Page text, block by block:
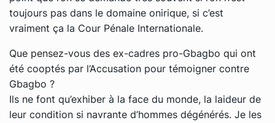
toujours pas dans le domaine onirique, si c’est
vraiment ça la Cour Pénale Internationale.
Que pensez-vous des ex-cadres pro-Gbagbo qui ont
été cooptés par l’Accusation pour témoigner contre
Gbagbo ?
Ils ne font qu’exhiber à la face du monde, la laideur de
leur condition si navrante d’hommes dégénérés. Je les